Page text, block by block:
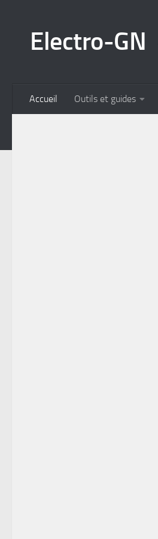
Electro-GN
Accueil Outils et guides